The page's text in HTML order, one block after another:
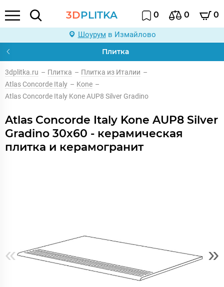
3DPLITKA 0 0 0
Шоурум в Измайлово
Плитка
3dplitka.ru – Плитка – Плитка из Италии –
Atlas Concorde Italy – Kone –
Atlas Concorde Italy Kone AUP8 Silver Gradino
Atlas Concorde Italy Kone AUP8 Silver
Gradino 30x60 - керамическая
плитка и керамогранит
« »